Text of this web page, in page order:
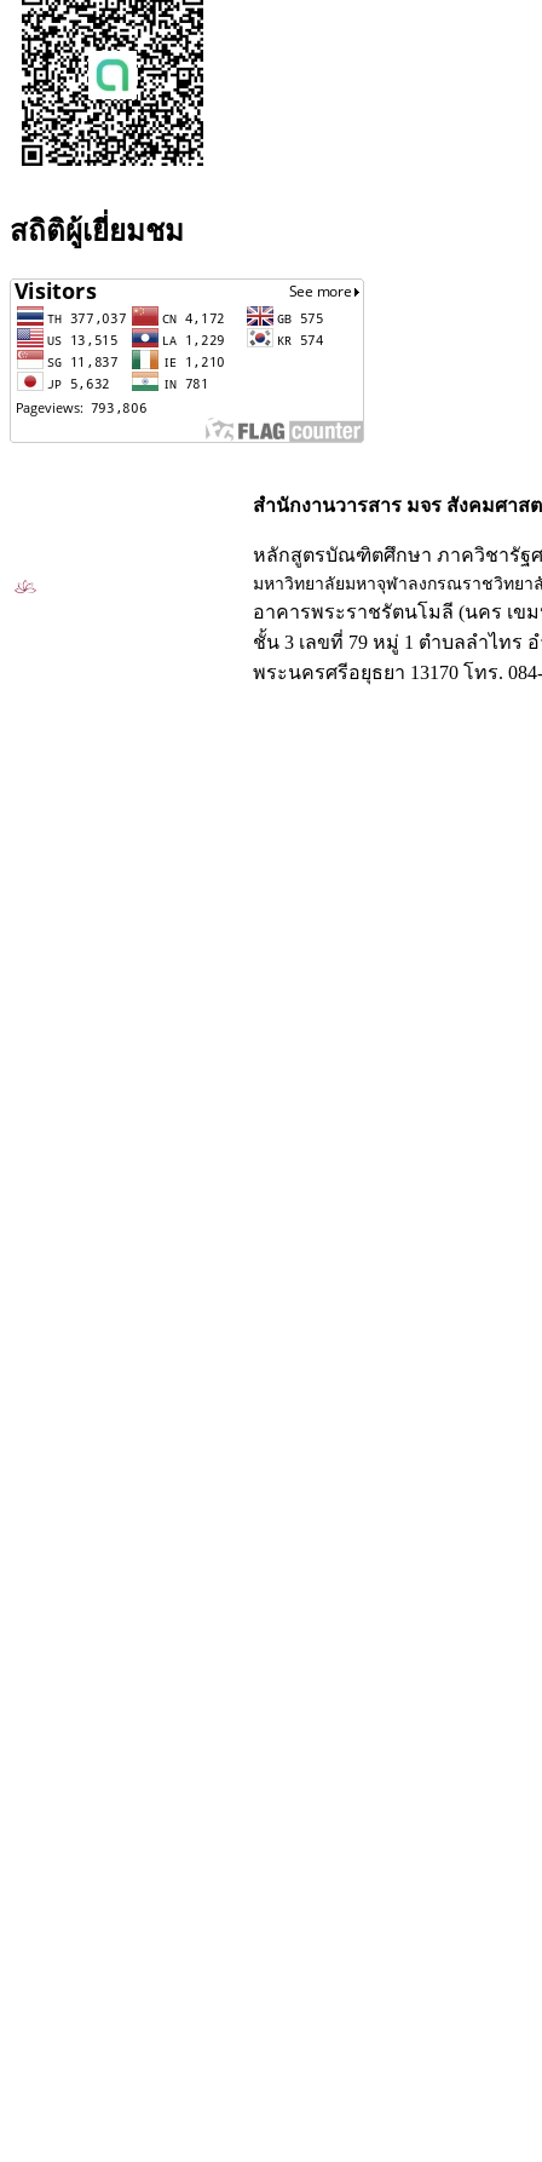
สถิติผู้เยี่ยมชม
สำนักงานวารสาร มจร สังคมศาส
หลักสูตรบัณฑิตศึกษา ภาควิชารัฐ
มหาวิทยาลัยมหาจุฬาลงกรณราชวิทยา
อาคารพระราชรัตนโมลี (นคร เข
ชั้น 3 เลขที่ 79 หมู่ 1 ตำบลลำไทร
พระนครศรีอยุธยา 13170 โทร. 084-